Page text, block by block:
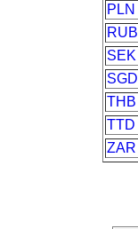
PLN
RUB
SEK
SGD
THB
TTD
ZAR